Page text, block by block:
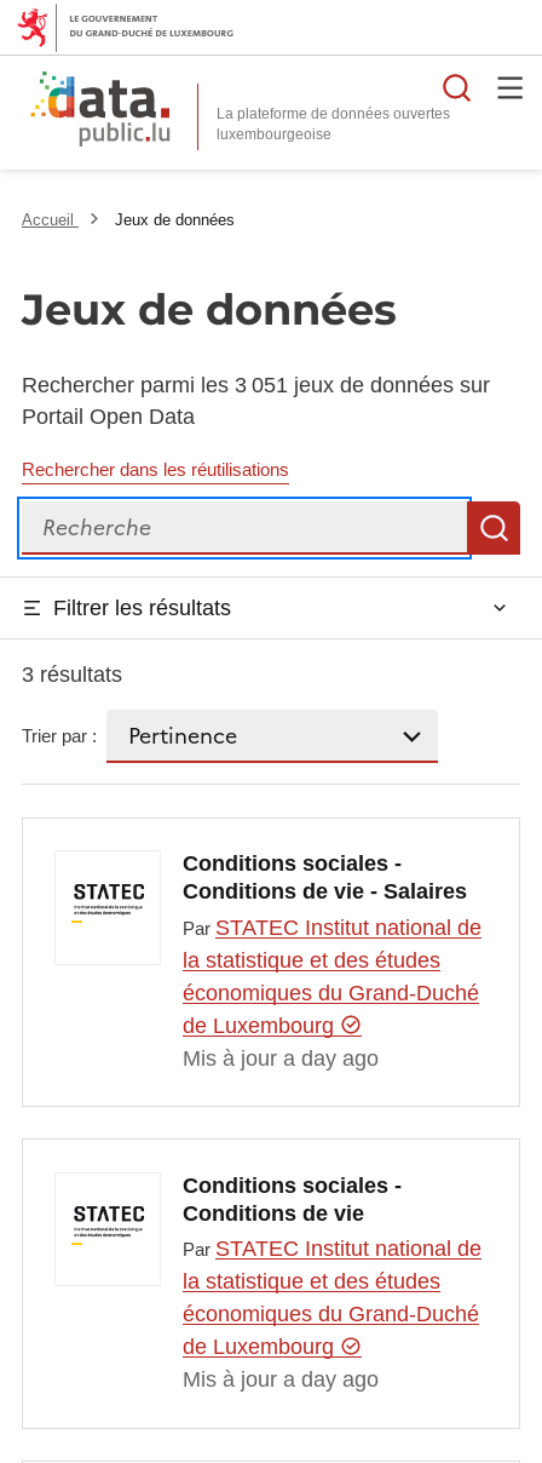
La plateforme de données ouvertes
Accueil Jeux de données
Jeux de données
Rechercher parmi les 3 051 jeux de données sur
Portail Open Data
Rechercher dans les réutilisations
Recherche
Filtrer les résultats
3 résultats
Trier par :
Conditions sociales -
Conditions de vie - Salaires
Par STATEC Institut national de
la statistique et des études
économiques du Grand-Duché
de Luxembourg
Mis à jour a day ago
Conditions sociales -
Conditions de vie
Par STATEC Institut national de
la statistique et des études
économiques du Grand-Duché
de Luxembourg
Mis à jour a day ago